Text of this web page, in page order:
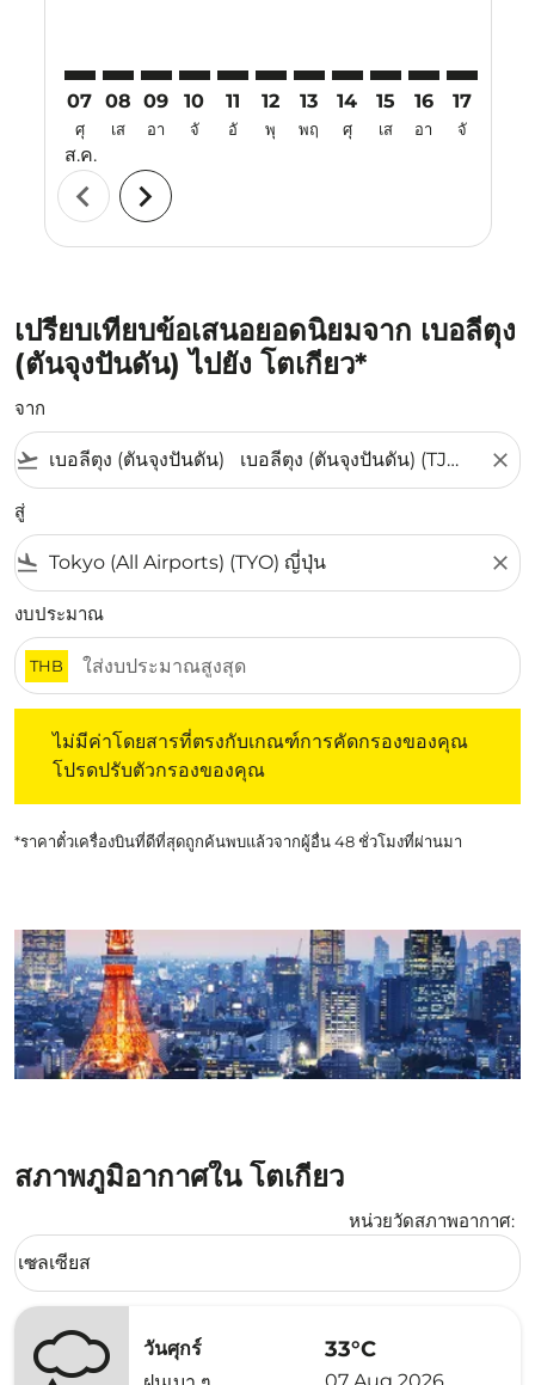
07
ศุ
ส.ค.
08
เส
09
อา
10
จั
11
อั
12
พุ
13
พฤ
14
ศุ
15
เส
16
อา
17
จั
chevron_left chevron_right
เปรียบเทียบข้อเสนอยอดนิยมจาก เบอลีตุง
(ตันจุงปันดัน) ไปยัง โตเกียว*
จาก
flight_takeoff close
สู่
flight_land close
งบประมาณ
THB
ไม่มีค่าโดยสารที่ตรงกับเกณฑ์การคัดกรองของคุณ
โปรดปรับตัวกรองของคุณ
*ราคาตั๋วเครื่องบินที่ดีที่สุดถูกค้นพบแล้วจากผู้อื่น 48 ชั่วโมงที่ผ่านมา
สภาพภูมิอากาศใน โตเกียว
หน่วยวัดสภาพอากาศ:
Weather unit option เซลเซียส Selected
เซลเซียส
keyboard_arrow_down
วันศุกร์
33°C
07 Aug 2026